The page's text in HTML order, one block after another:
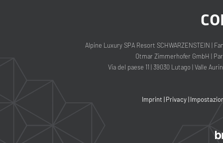
Alpine Luxury SPA Resort SCHWARZENSTEIN |
Otmar Zimmerhofer GmbH |
Via del paese 11 | 39030 Lutago | Valle
Imprint |Privacy|